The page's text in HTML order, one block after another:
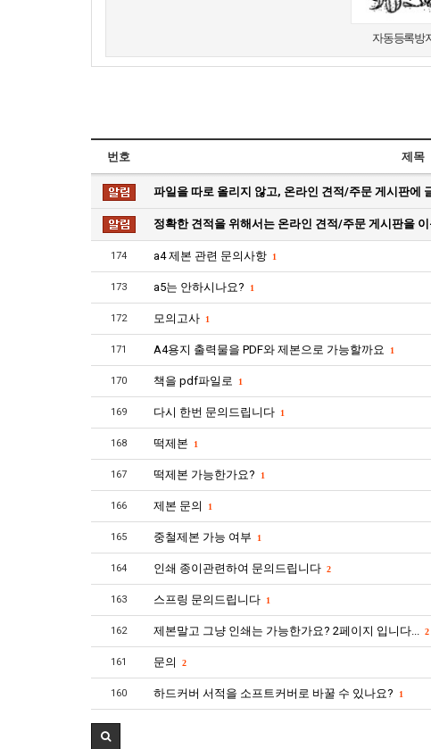
자동등록방
번호 제목
파일을 따로 올리지 않고, 온라인 견적/주문 게시판에
정확한 견적을 위해서는 온라인 견적/주문 게시판을
174 a4 제본 관련 문의사항 1
173 a5는 안하시나요? 1
172 모의고사 1
171 A4용지 출력물을 PDF와 제본으로 가능할까요 1
170 책을 pdf파일로 1
169 다시 한번 문의드립니다 1
168 떡제본 1
167 떡제본 가능한가요? 1
166 제본 문의 1
165 중철제본 가능 여부 1
164 인쇄 종이관련하여 문의드립니다 2
163 스프링 문의드립니다 1
162 제본말고 그냥 인쇄는 가능한가요? 2페이지 입니다... 2
161 문의 2
160 하드커버 서적을 소프트커버로 바꿀 수 있나요? 1